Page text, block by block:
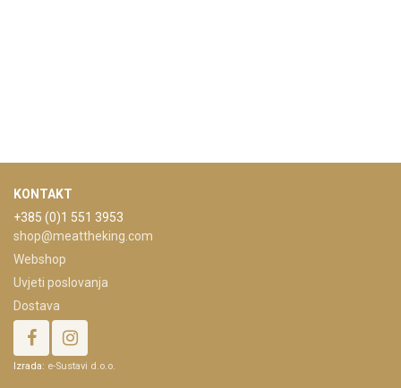
KONTAKT
+385 (0)1 551 3953
shop@meattheking.com
Webshop
Uvjeti poslovanja
Dostava
Izrada: e-Sustavi d.o.o.